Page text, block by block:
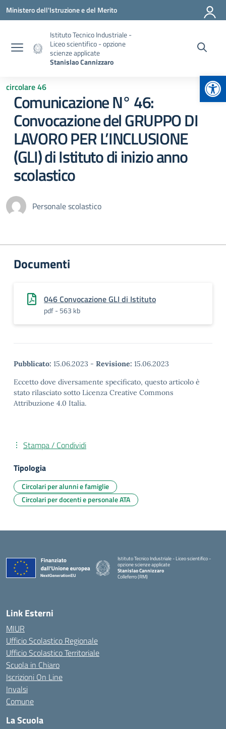
Vai ai contenuti
Vai al menu di navigazione
Vai al footer
Ministero dell'Istruzione e del Merito
Istituto Tecnico Industriale -
Liceo scientifico - opzione
scienze applicate
Stanislao Cannizzaro
circolare 46
Comunicazione N° 46:
Convocazione del GRUPPO DI
LAVORO PER L’INCLUSIONE
(GLI) di Istituto di inizio anno
scolastico
Personale scolastico
Documenti
046 Convocazione GLI di Istituto
pdf - 563 kb
Pubblicato: 15.06.2023 - Revisione: 15.06.2023
Eccetto dove diversamente specificato, questo articolo è
stato rilasciato sotto Licenza Creative Commons
Attribuzione 4.0 Italia.
Stampa / Condividi
Tipologia
Circolari per alunni e famiglie
Circolari per docenti e personale ATA
Istituto Tecnico Industriale - Liceo scientifico -
opzione scienze applicate
Stanislao Cannizzaro
Colleferro (RM)
Link Esterni
MIUR
Ufficio Scolastico Regionale
Ufficio Scolastico Territoriale
Scuola in Chiaro
Iscrizioni On Line
Invalsi
Comune
La Scuola